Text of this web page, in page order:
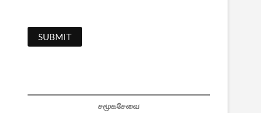
சமூகசேவை